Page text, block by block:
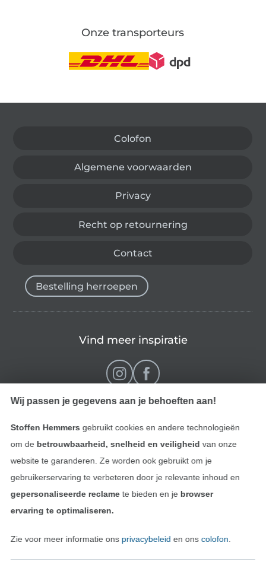
Onze transporteurs
Colofon
Algemene voorwaarden
Privacy
Recht op retournering
Contact
Bestelling herroepen
Vind meer inspiratie
Nederlands
Wissel naar de
Français
Wissel naar de
Wij passen je gegevens aan je behoeften aan!
Stoffen Hemmers gebruikt cookies en andere technologieën
om de betrouwbaarheid, snelheid en veiligheid van onze
website te garanderen. Ze worden ook gebruikt om je
gebruikerservaring te verbeteren door je relevante inhoud en
gepersonaliseerde reclamete bieden en je browser
ervaring te optimaliseren.
Zie voor meer informatie ons privacybeleid en ons colofon